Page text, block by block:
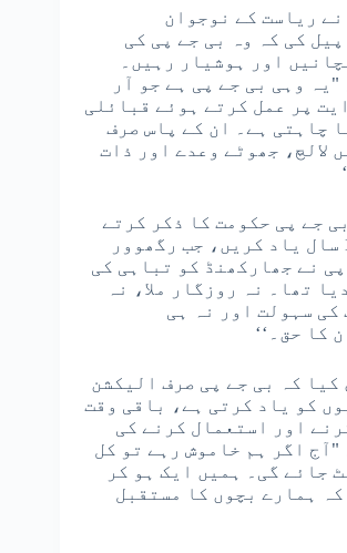
ریاست کے نوجوان
کی کہ وہ بی جے پی کی
اور ہوشیار رہیں۔
"یہ وہی بی جے پی ہے جو آر
پر عمل کرتے ہوئے قبائلی
چاہتی ہے۔ ان کے پاس صرف
لالچ، جھوٹے وعدے اور ذات
جے پی حکومت کا ذکر کرتے
ہوئے کہا، ’’18 سال یاد کریں، جب رگھوور
نے جھارکھنڈ کو تباہی کی
تھا۔ نہ روزگار ملا، نہ
کی سہولت اور نہ ہی
کا حق۔‘‘
کیا کہ بی جے پی صرف الیکشن
کو یاد کرتی ہے، باقی وقت
اور استعمال کرنے کی
"آج اگر ہم خاموش رہے تو کل
جائے گی۔ ہمیں ایک ہو کر
ہمارے بچوں کا مستقبل